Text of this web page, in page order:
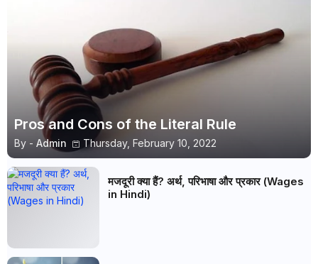
Pros and Cons of the Literal Rule
By - Admin Thursday, February 10, 2022
मजदूरी क्या हैं? अर्थ, परिभाषा और प्रकार (Wages
in Hindi)